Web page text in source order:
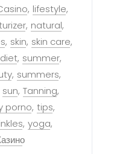
lifestyle
natural
skin skin care
summer
summers
sun Tanning
porno tips
yoga